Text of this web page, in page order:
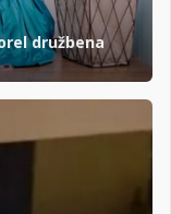
družbena